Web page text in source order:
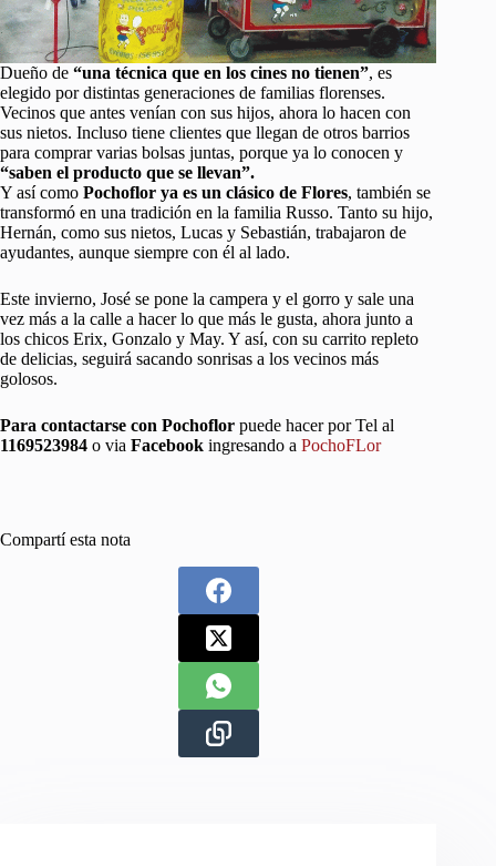
Dueño de “una técnica que en los cines no tienen”, es
elegido por distintas generaciones de familias florenses.
Vecinos que antes venían con sus hijos, ahora lo hacen con
sus nietos. Incluso tiene clientes que llegan de otros barrios
para comprar varias bolsas juntas, porque ya lo conocen y
“saben el producto que se llevan”.
Y así como Pochoflor ya es un clásico de Flores, también se
transformó en una tradición en la familia Russo. Tanto su hijo,
Hernán, como sus nietos, Lucas y Sebastián, trabajaron de
ayudantes, aunque siempre con él al lado.
Este invierno, José se pone la campera y el gorro y sale una
vez más a la calle a hacer lo que más le gusta, ahora junto a
los chicos Erix, Gonzalo y May. Y así, con su carrito repleto
de delicias, seguirá sacando sonrisas a los vecinos más
golosos.
Para contactarse con Pochoflor puede hacer por Tel al
1169523984 o via Facebook ingresando a PochoFLor
Compartí esta nota